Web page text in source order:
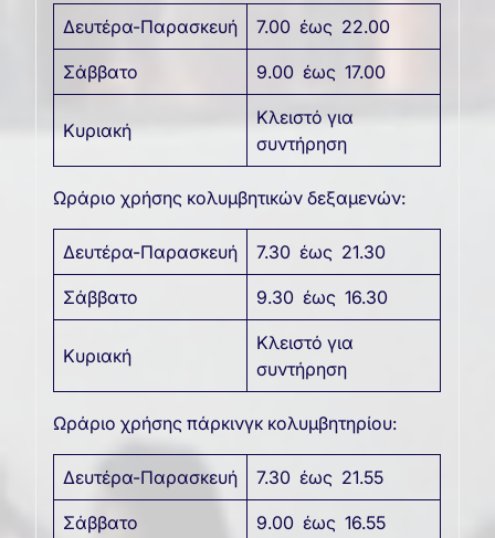
Δευτέρα-Παρασκευή 7.00 έως 22.00
Σάββατο 9.00 έως 17.00
Κυριακή
Κλειστό για
συντήρηση
Ωράριο χρήσης κολυμβητικών δεξαμενών:
Δευτέρα-Παρασκευή 7.30 έως 21.30
Σάββατο 9.30 έως 16.30
Κυριακή
Κλειστό για
συντήρηση
Ωράριο χρήσης πάρκινγκ κολυμβητηρίου:
Δευτέρα-Παρασκευή 7.30 έως 21.55
Σάββατο 9.00 έως 16.55